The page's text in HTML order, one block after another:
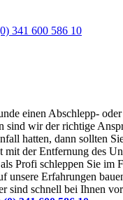
341 600 586 10
einen Abschlepp-
sind wir der richtige
hatten, dann sollten
mit der Entfernung des
Profi schleppen Sie im
unsere Erfahrungen
sind schnell bei Ihnen